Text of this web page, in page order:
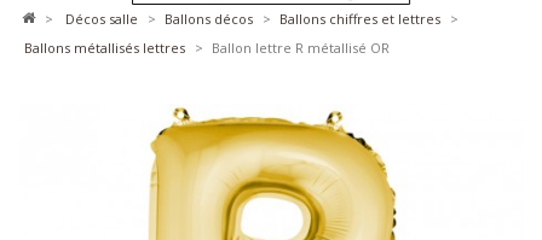
> décos salle > ballons décos > ballons chiffres et lettres >
ballons métallisés lettres > Ballon lettre R métallisé OR